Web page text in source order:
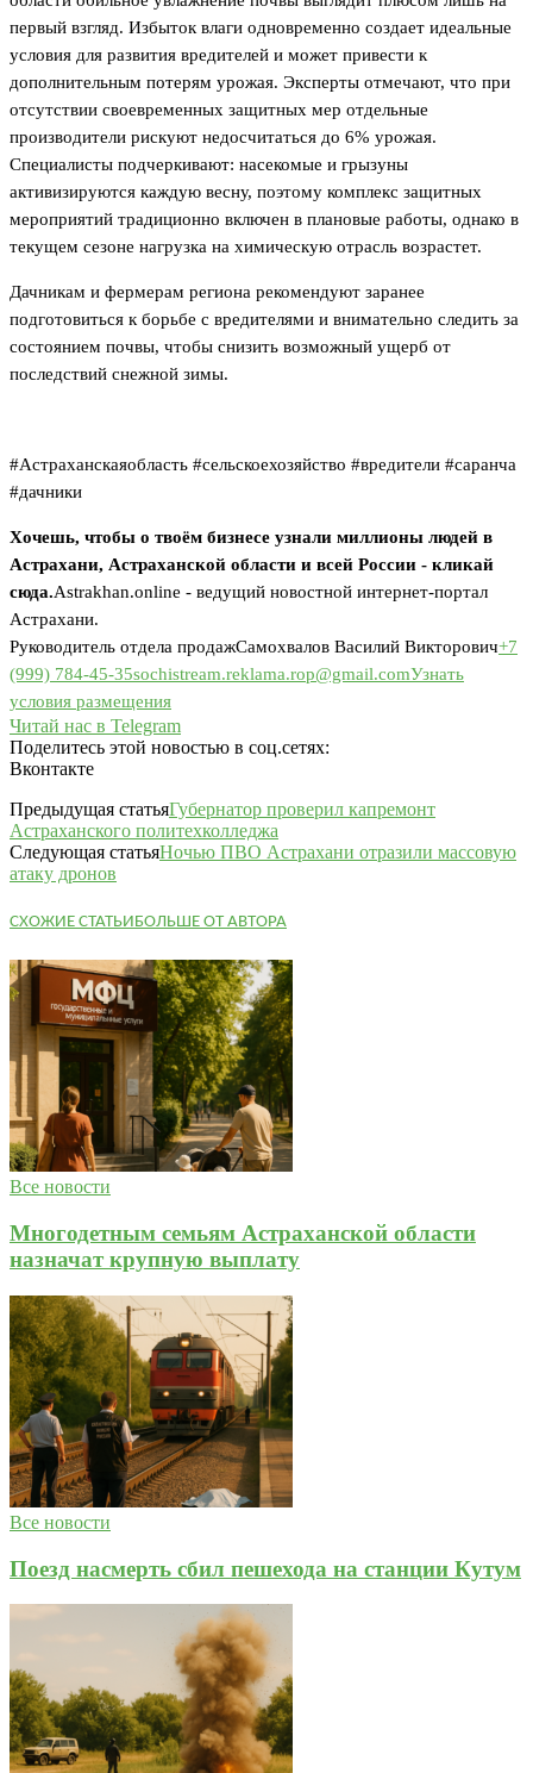
первый взгляд. Избыток влаги одновременно создает идеальные
условия для развития вредителей и может привести к
дополнительным потерям урожая. Эксперты отмечают, что при
отсутствии своевременных защитных мер отдельные
производители рискуют недосчитаться до 6% урожая.
Специалисты подчеркивают: насекомые и грызуны
активизируются каждую весну, поэтому комплекс защитных
мероприятий традиционно включен в плановые работы, однако в
текущем сезоне нагрузка на химическую отрасль возрастет.
Дачникам и фермерам региона рекомендуют заранее
подготовиться к борьбе с вредителями и внимательно следить за
состоянием почвы, чтобы снизить возможный ущерб от
последствий снежной зимы.
#Астраханскаяобласть #сельскоехозяйство #вредители #саранча
#дачники
Хочешь, чтобы о твоём бизнесе узнали миллионы людей в
Астрахани, Астраханской области и всей России - кликай
сюда.Astrakhan.online - ведущий новостной интернет-портал
Астрахани.
Руководитель отдела продажСамохвалов Василий Викторович+7
(999) 784-45-35sochistream.reklama.rop@gmail.comУзнать
условия размещения
Читай нас в Telegram
Поделитесь этой новостью в соц.сетях:
Вконтакте
Предыдущая статьяГубернатор проверил капремонт
Астраханского политехколледжа
Следующая статьяНочью ПВО Астрахани отразили массовую
атаку дронов
СХОЖИЕ СТАТЬИБОЛЬШЕ ОТ АВТОРА
Все новости
Многодетным семьям Астраханской области
назначат крупную выплату
Все новости
Поезд насмерть сбил пешехода на станции Кутум